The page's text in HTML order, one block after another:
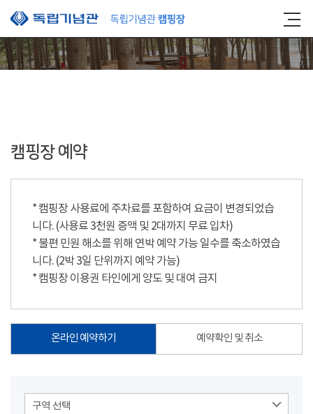
본문 바로가기
캠핑장 예약
* 캠핑장 사용료에 주차료를 포함하여 요금이 변경되었습
니다. (사용료 3천원 증액 및 2대까지 무료 입차)
* 불편 민원 해소를 위해 연박 예약 가능 일수를 축소하였습
니다. (2박 3일 단위까지 예약 가능)
* 캠핑장 이용권 타인에게 양도 및 대여 금지
온라인 예약하기 예약확인 및 취소
구역 선택